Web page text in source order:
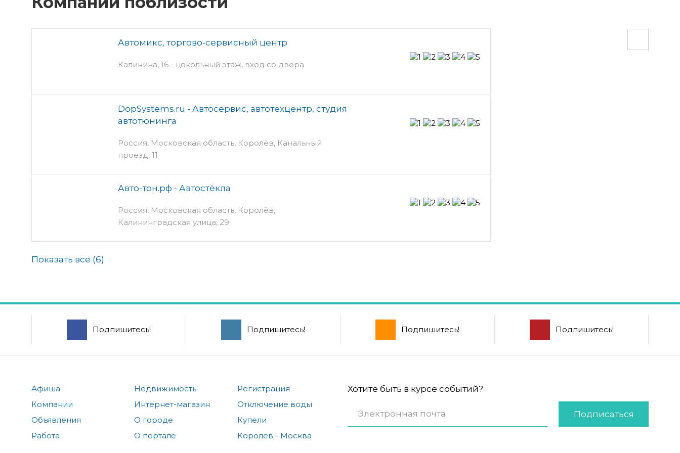
Автомикс, торгово-сервисный центр
Калинина, 16 - цокольный этаж, вход со двора
DopSystems.ru - Автосервис, автотехцентр, студия
автотюнинга
Россия, Московская область, Королёв, Канальный
проезд, 11
Авто-тон.рф - Автостёкла
Россия, Московская область, Королёв,
Калининградская улица, 29
Показать все (6)
Подпишитесь! Подпишитесь! Подпишитесь! Подпишитесь!
Афиша
Компании
Объявления
Работа
Недвижимость
Интернет-магазин
О городе
О портале
Регистрация
Отключение воды
Купели
Королёв - Москва
Хотите быть в курсе событий?
Подписаться